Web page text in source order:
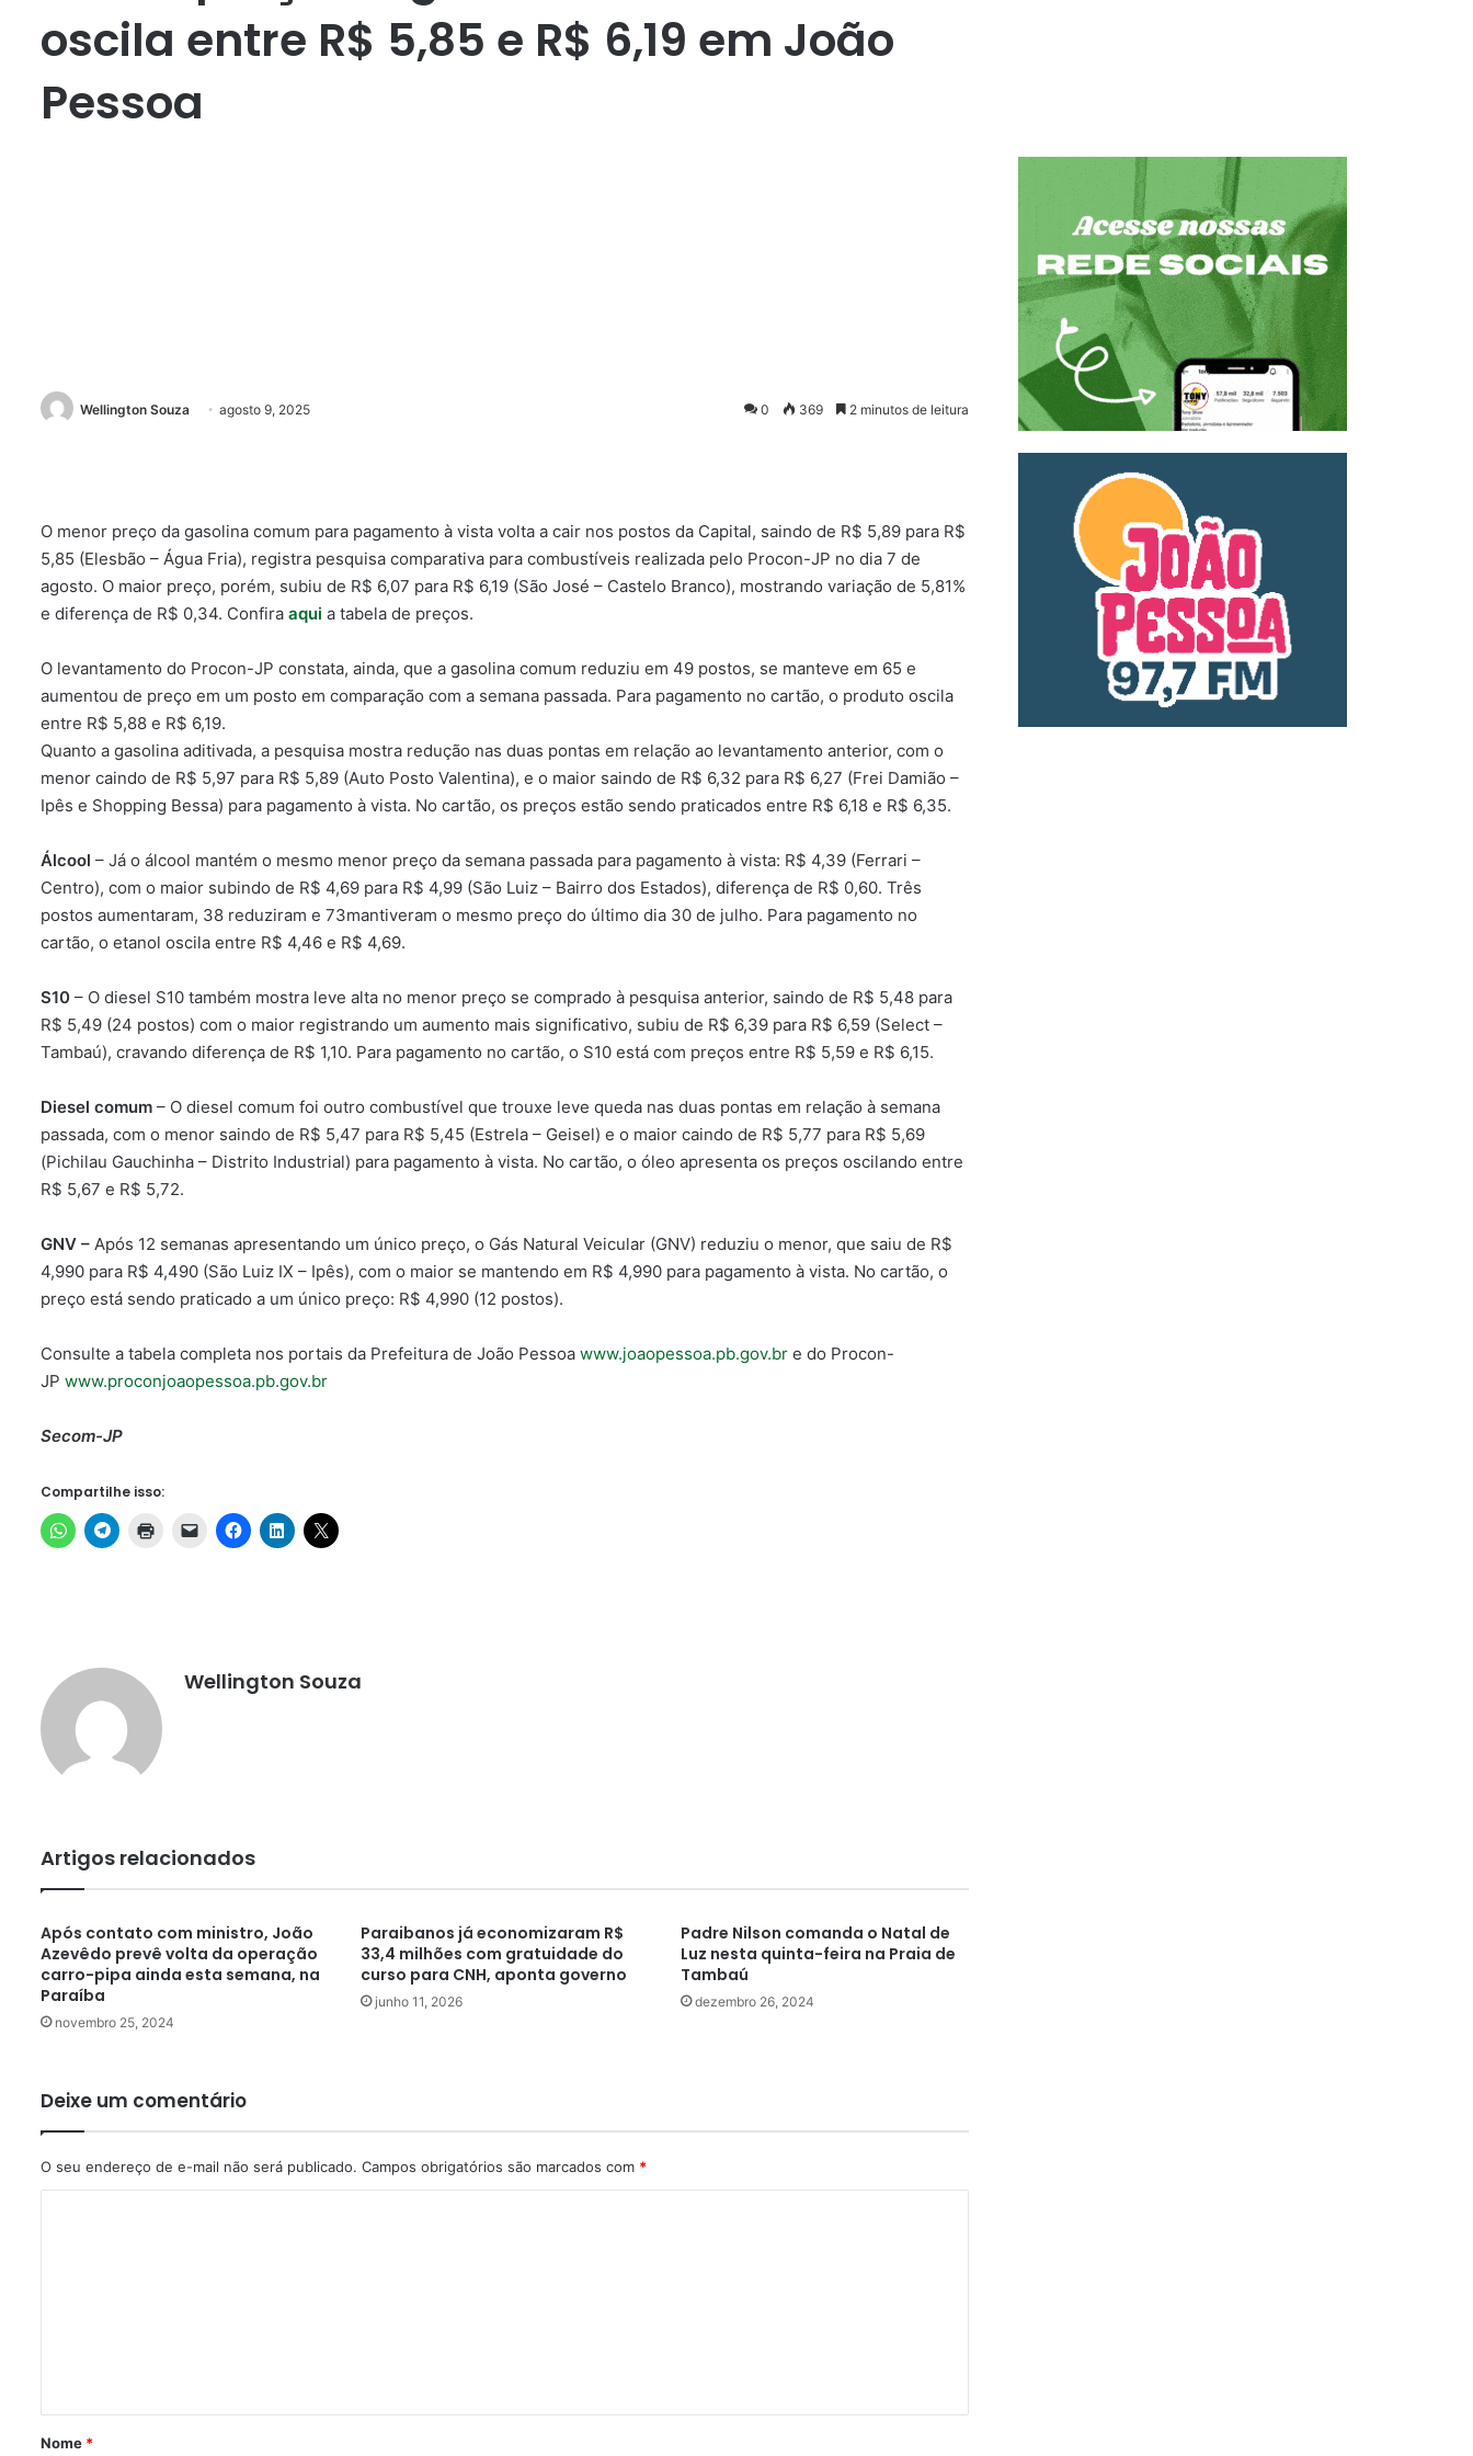
oscila entre R$ 5,85 e R$ 6,19 em João
Pessoa
Wellington Souza agosto 9, 2025 0 369 2 minutos de leitura
O menor preço da gasolina comum para pagamento à vista volta a cair nos postos da Capital, saindo de R$ 5,89 para R$
5,85 (Elesbão – Água Fria), registra pesquisa comparativa para combustíveis realizada pelo Procon-JP no dia 7 de
agosto. O maior preço, porém, subiu de R$ 6,07 para R$ 6,19 (São José – Castelo Branco), mostrando variação de 5,81%
e diferença de R$ 0,34. Confira aqui a tabela de preços.
O levantamento do Procon-JP constata, ainda, que a gasolina comum reduziu em 49 postos, se manteve em 65 e
aumentou de preço em um posto em comparação com a semana passada. Para pagamento no cartão, o produto oscila
entre R$ 5,88 e R$ 6,19.
Quanto a gasolina aditivada, a pesquisa mostra redução nas duas pontas em relação ao levantamento anterior, com o
menor caindo de R$ 5,97 para R$ 5,89 (Auto Posto Valentina), e o maior saindo de R$ 6,32 para R$ 6,27 (Frei Damião –
Ipês e Shopping Bessa) para pagamento à vista. No cartão, os preços estão sendo praticados entre R$ 6,18 e R$ 6,35.
Álcool – Já o álcool mantém o mesmo menor preço da semana passada para pagamento à vista: R$ 4,39 (Ferrari –
Centro), com o maior subindo de R$ 4,69 para R$ 4,99 (São Luiz – Bairro dos Estados), diferença de R$ 0,60. Três
postos aumentaram, 38 reduziram e 73mantiveram o mesmo preço do último dia 30 de julho. Para pagamento no
cartão, o etanol oscila entre R$ 4,46 e R$ 4,69.
S10 – O diesel S10 também mostra leve alta no menor preço se comprado à pesquisa anterior, saindo de R$ 5,48 para
R$ 5,49 (24 postos) com o maior registrando um aumento mais significativo, subiu de R$ 6,39 para R$ 6,59 (Select –
Tambaú), cravando diferença de R$ 1,10. Para pagamento no cartão, o S10 está com preços entre R$ 5,59 e R$ 6,15.
Diesel comum – O diesel comum foi outro combustível que trouxe leve queda nas duas pontas em relação à semana
passada, com o menor saindo de R$ 5,47 para R$ 5,45 (Estrela – Geisel) e o maior caindo de R$ 5,77 para R$ 5,69
(Pichilau Gauchinha – Distrito Industrial) para pagamento à vista. No cartão, o óleo apresenta os preços oscilando entre
R$ 5,67 e R$ 5,72.
GNV – Após 12 semanas apresentando um único preço, o Gás Natural Veicular (GNV) reduziu o menor, que saiu de R$
4,990 para R$ 4,490 (São Luiz IX – Ipês), com o maior se mantendo em R$ 4,990 para pagamento à vista. No cartão, o
preço está sendo praticado a um único preço: R$ 4,990 (12 postos).
Consulte a tabela completa nos portais da Prefeitura de João Pessoa www.joaopessoa.pb.gov.br e do Procon-
JP www.proconjoaopessoa.pb.gov.br
Secom-JP
Compartilhe isso:
Wellington Souza
Artigos relacionados
Após contato com ministro, João
Azevêdo prevê volta da operação
carro-pipa ainda esta semana, na
Paraíba
novembro 25, 2024
Paraibanos já economizaram R$
33,4 milhões com gratuidade do
curso para CNH, aponta governo
junho 11, 2026
Padre Nilson comanda o Natal de
Luz nesta quinta-feira na Praia de
Tambaú
dezembro 26, 2024
Deixe um comentário
O seu endereço de e-mail não será publicado. Campos obrigatórios são marcados com *
r
Nome *